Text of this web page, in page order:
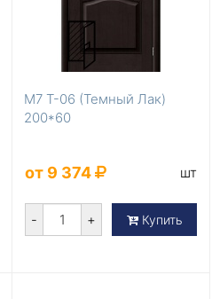
М7 Т-06 (Темный Лак)
200*60
от 9 374 шт
- + Купить